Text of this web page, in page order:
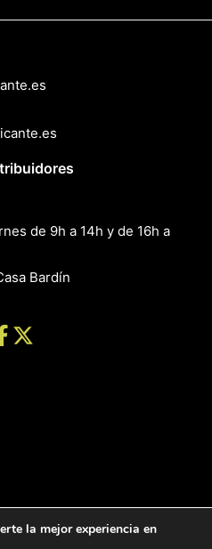
de 9h a 14h y de 16h a
Bardín
la mejor experiencia en